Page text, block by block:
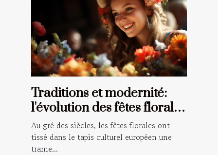
Traditions et modernité:
l'évolution des fêtes florales
à travers le temps en
Europe
Au gré des siècles, les fêtes florales ont
tissé dans le tapis culturel européen une
trame...